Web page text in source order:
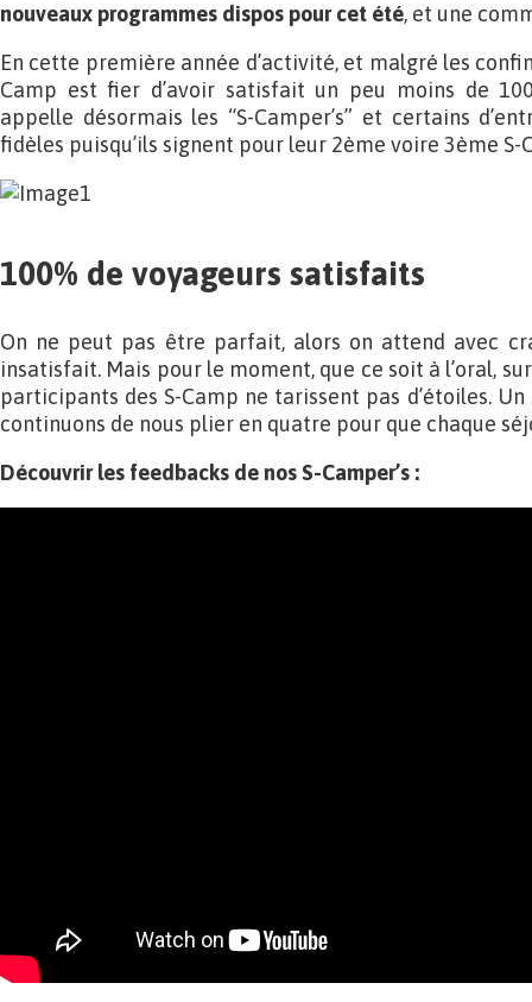
nouveaux programmes dispos pour cet été, et une
En cette première année d’activité, et malgré les
Camp est fier d’avoir satisfait un peu moins de
appelle désormais les “S-Camper’s” et certains
fidèles puisqu’ils signent pour leur 2ème voire 3ème S-
100% de voyageurs satisfaits
On ne peut pas être parfait, alors on attend avec
insatisfait. Mais pour le moment, que ce soit à l’oral,
participants des S-Camp ne tarissent pas d’étoiles.
continuons de nous plier en quatre pour que chaque
Découvrir les feedbacks de nos S-Camper’s :